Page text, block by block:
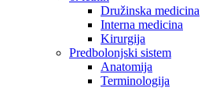
Družinska medicina
Interna medicina
Kirurgija
Predbolonjski sistem
Anatomija
Terminologija